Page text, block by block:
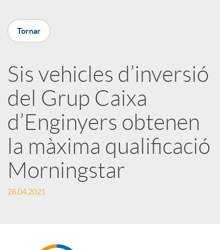
X
r
x
e
s
Tornar
Sis vehicles d’inversió
del Grup Caixa
d’Enginyers obtenen
la màxima qualificació
Morningstar
28.04.2021